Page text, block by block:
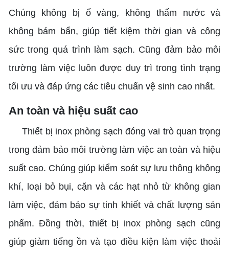
Chúng không bị ố vàng, không thấm nước và
không bám bẩn, giúp tiết kiệm thời gian và công
sức trong quá trình làm sạch. Cũng đảm bảo môi
trường làm việc luôn được duy trì trong tình trạng
tối ưu và đáp ứng các tiêu chuẩn vệ sinh cao nhất.
An toàn và hiệu suất cao
Thiết bị inox phòng sạch đóng vai trò quan trọng
trong đảm bảo môi trường làm việc an toàn và hiệu
suất cao. Chúng giúp kiểm soát sự lưu thông không
khí, loại bỏ bụi, cặn và các hạt nhỏ từ không gian
làm việc, đảm bảo sự tinh khiết và chất lượng sản
phẩm. Đồng thời, thiết bị inox phòng sạch cũng
giúp giảm tiếng ồn và tạo điều kiện làm việc thoải